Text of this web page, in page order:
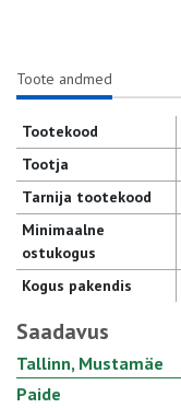
Toote andmed
Tootekood
Tootja
Tarnija tootekood
Minimaalne
ostukogus
Kogus pakendis
Saadavus
Tallinn, Mustamäe
Paide